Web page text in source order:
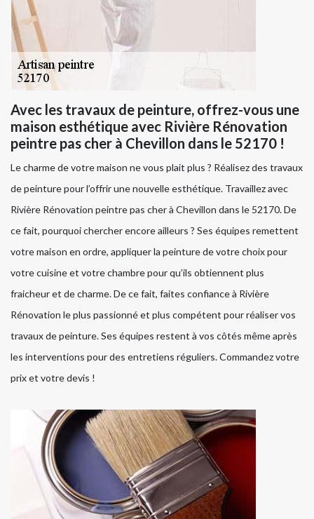
Avec les travaux de peinture, offrez-vous une
maison esthétique avec Rivière Rénovation
peintre pas cher à Chevillon dans le 52170 !
Le charme de votre maison ne vous plait plus ? Réalisez des travaux
de peinture pour l’offrir une nouvelle esthétique. Travaillez avec
Rivière Rénovation peintre pas cher à Chevillon dans le 52170. De
ce fait, pourquoi chercher encore ailleurs ? Ses équipes remettent
votre maison en ordre, appliquer la peinture de votre choix pour
votre cuisine et votre chambre pour qu’ils obtiennent plus
fraicheur et de charme. De ce fait, faites confiance à Rivière
Rénovation le plus passionné et plus compétent pour réaliser vos
travaux de peinture. Ses équipes restent à vos côtés même après
les interventions pour des entretiens réguliers. Commandez votre
prix et votre devis !